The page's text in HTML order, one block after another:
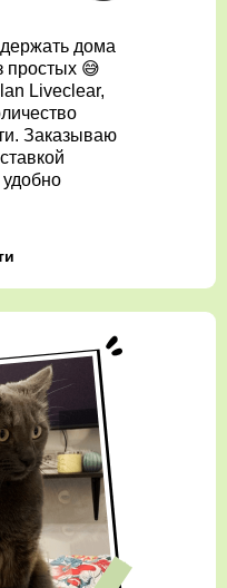
дома
простых 😅
Liveclear,
Заказываю